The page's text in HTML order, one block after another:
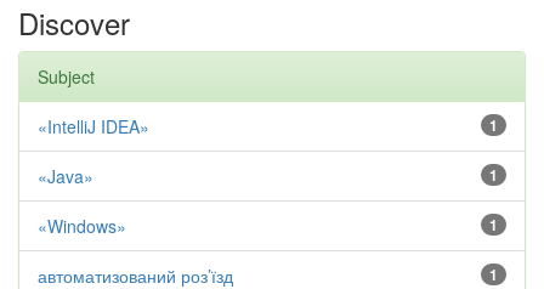
Discover
Subject
1
«IntelliJ IDEA»
1
«Java»
1
«Windows»
1
автоматизований роз’їзд